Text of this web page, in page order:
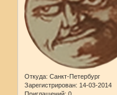
Откуда: Санкт-Петербург
Зарегистрирован: 14-03-2014